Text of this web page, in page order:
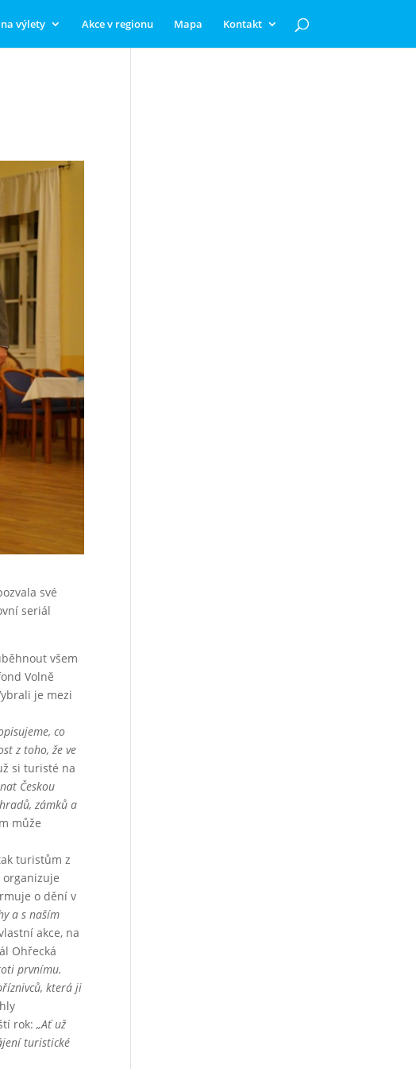
výlety Akce v regionu Mapa Kontakt
své
seriál
všem
Volně
je mezi
co
z toho, že ve
si turisté na
Českou
zámků a
může
turistům z
organizuje
o dění v
a s naším
akce, na
Ohřecká
prvnímu.
která ji
rok:„Ať už
turistické